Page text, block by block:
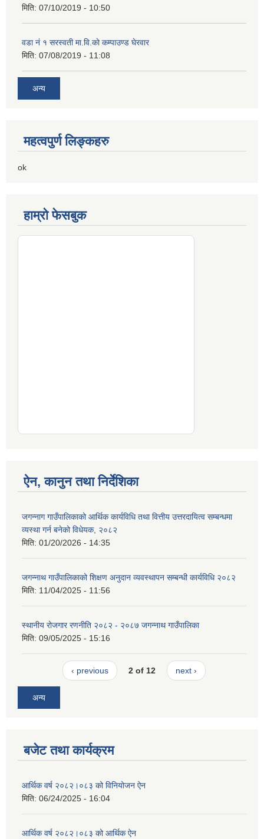
मिति: 07/10/2019 - 10:50
वडा नं १ सरस्वती मा.वि.काे कम्पाउण्ड घेरवार
मिति: 07/08/2019 - 11:08
अन्य
महत्वपुर्ण लिङ्कहरु
ok
हाम्रो फेसबुक
ऐन, कानुन तथा निर्देशिका
जगन्नाग गाउँपालिकाको आर्थिक कार्यविधि तथा वित्तीय उत्तरदायित्व सम्बन्धमा
व्यस्था गर्न बनेको विधेयक, २०८२
मिति: 01/20/2026 - 14:35
जगन्नाथ गाउँपालिकाको शिक्षण अनुदान व्यवस्थापन सम्बन्धी कार्यविधि २०८२
मिति: 11/04/2025 - 11:56
स्थानीय रोजगार रणनीति २०८२ - २०८७ जगन्नाथ गाउँपालिका
मिति: 09/05/2025 - 15:16
‹ previous 2 of 12 next ›
अन्य
बजेट तथा कार्यक्रम
आर्थिक वर्ष २०८२।०८३ को विनियोजन ऐन
मिति: 06/24/2025 - 16:04
आर्थिक वर्ष २०८२।०८३ को आर्थिक ऐन